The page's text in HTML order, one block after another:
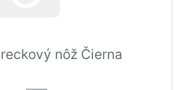
nôž Čierna